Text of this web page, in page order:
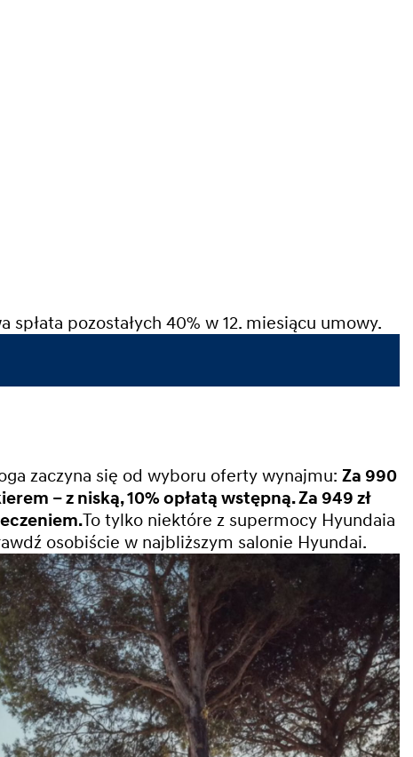
pozostałych 40% w 12. miesiącu umowy.
zaczyna się od wyboru oferty wynajmu: Za 990
– z niską, 10% opłatą wstępną.Za 949 zł
To tylko niektóre z supermocy Hyundaia
osobiście w najbliższym salonie Hyundai.